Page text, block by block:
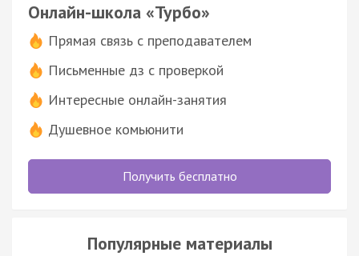
Онлайн-школа «Турбо»
Прямая связь с преподавателем
Письменные дз с проверкой
Интересные онлайн-занятия
Душевное комьюнити
Получить бесплатно
Популярные материалы